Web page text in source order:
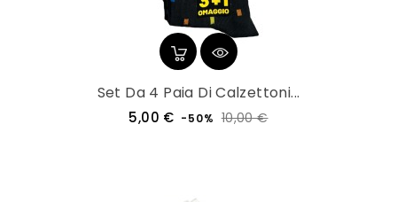
Set Da 4 Paia Di Calzettoni...
5,00 € Prezzo
-50% 10,00 €Prezzo